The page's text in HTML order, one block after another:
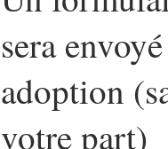
sera
adoption
votre part)